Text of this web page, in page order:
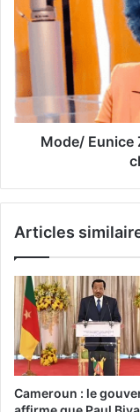
Mode/ Eunice
Articles
Cameroun : le